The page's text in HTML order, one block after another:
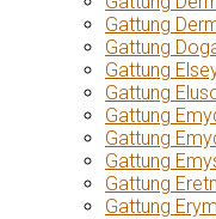
Gattung
Gattung
Gattung
Gattung
Gattung
Gattung
Gattung
Gattung
Gattung